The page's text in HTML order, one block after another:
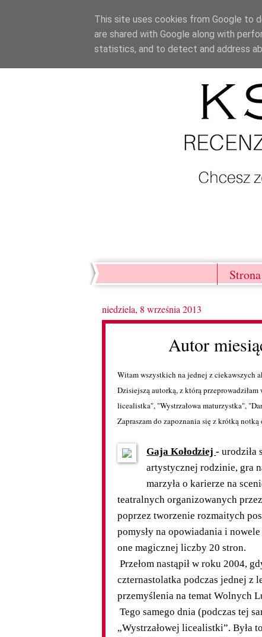
niedziela, 8 września 2013
Autor
Witam wszystkich na jednej z ciekawszych
Dzisiejszą autorką, z którą
licealistka", "Wystrzałowa maturzystka",
Zapraszam do zapoznania się z krótką
Gaja Kołodziej- urodziła
artystycznej rodzinie, gra
marzyła o karierze na
teatralnych organizowanych
poprzez tworzenie rozmaitych
pomysły na opowiadania i
one magicznej liczby 20 stron.
Przełom nastąpił w roku 2004,
czternastolatka podczas jednej z
przemyślenia na temat Wolnych
Tego samego dnia (podczas tej
„Wystrzałowej licealistki”. Była
This site uses cookies from Google to
are shared with Google along with
statistics, and to detect and address